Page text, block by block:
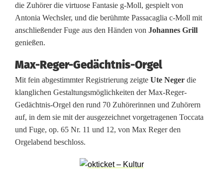
g
e
l
k
o
n
z
e
die Zuhörer die virtuose Fantasie g-Moll, gespielt von
Antonia Wechsler, und die berühmte Passacaglia c-Moll mit
anschließender Fuge aus den Händen von Johannes Grill
genießen.
Max-Reger-Gedächtnis-Orgel
Mit fein abgestimmter Registrierung zeigte Ute Neger die
klanglichen Gestaltungsmöglichkeiten der Max-Reger-
Gedächtnis-Orgel den rund 70 Zuhörerinnen und Zuhörern
auf, in dem sie mit der ausgezeichnet vorgetragenen Toccata
und Fuge, op. 65 Nr. 11 und 12, von Max Reger den
Orgelabend beschloss.